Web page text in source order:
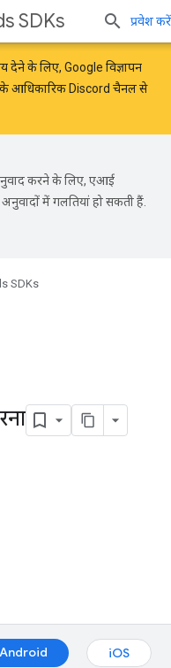
SDKs प्रवेश करें
देने के लिए, Google विज्ञापन
आधिकारिक Discord चैनल से
करने के लिए, एआई
में गलतियां हो सकती हैं.
SDKs
Android
iOS